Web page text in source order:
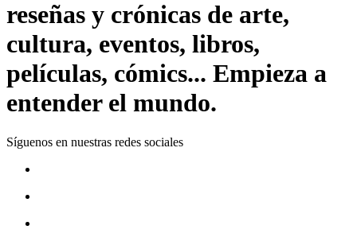
reseñas y crónicas de arte,
cultura, eventos, libros,
películas, cómics... Empieza a
entender el mundo.
Síguenos en nuestras redes sociales